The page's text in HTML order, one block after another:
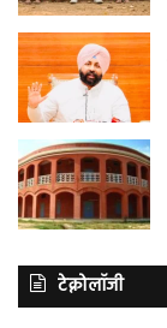
टेक्नोलॉजी